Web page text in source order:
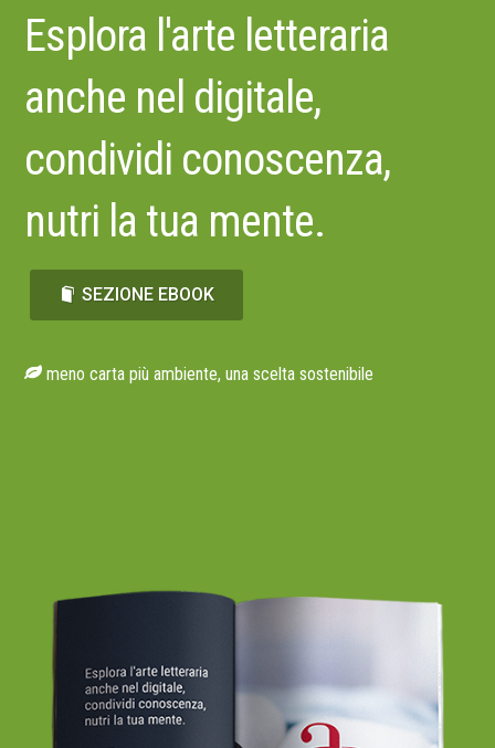
Esplora l'arte letteraria
anche nel digitale,
condividi conoscenza,
nutri la tua mente.
SEZIONE EBOOK
meno carta più ambiente, una scelta sostenibile